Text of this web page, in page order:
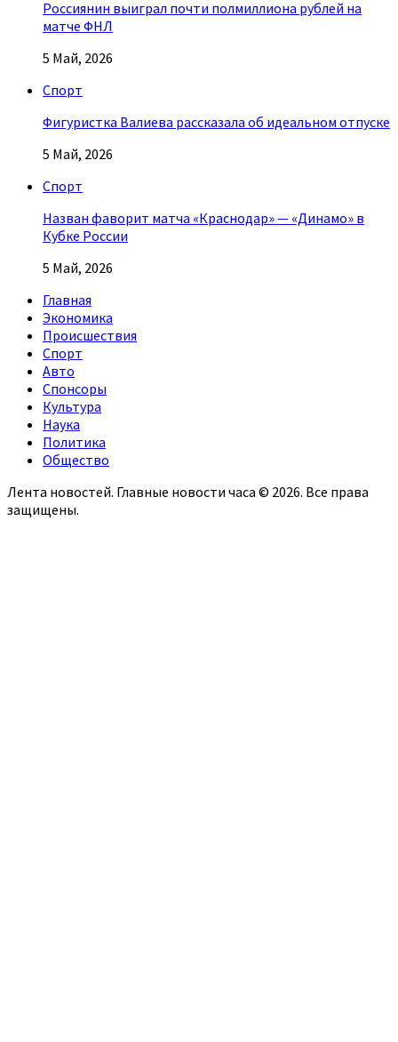
Россиянин выиграл почти полмиллиона рублей на
матче ФНЛ
5 Май, 2026
Спорт
Фигуристка Валиева рассказала об идеальном отпуске
5 Май, 2026
Спорт
Назван фаворит матча «Краснодар» — «Динамо» в
Кубке России
5 Май, 2026
Главная
Экономика
Происшествия
Спорт
Авто
Спонсоры
Культура
Наука
Политика
Общество
Лента новостей. Главные новости часа © 2026. Все права
защищены.